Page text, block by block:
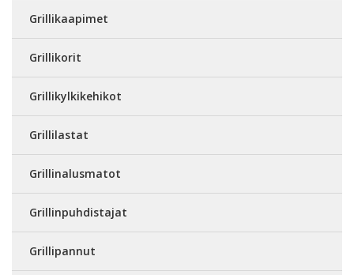
Grillikaapimet
Grillikorit
Grillikylkikehikot
Grillilastat
Grillinalusmatot
Grillinpuhdistajat
Grillipannut